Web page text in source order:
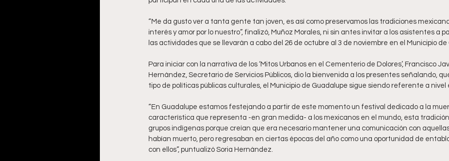
“Me da gusto ver a tanta gente tan joven, es así como preservamos las tradiciones
interés y amor por lo nuestro”, finalizó, Muñoz Morales, ni sin antes invitar a los asistentes a
las actividades que se llevarán a cabo del 26 de octubre al 3 de noviembre en el Municipio de
Para iniciar con la narrativa de los ‘Mitos Urbanos en el Cementerio de Dolores’, Francisco
Hernández, Secretario de Servicios Públicos, dio la bienvenida a los presentes señalando,
tipo de políticas públicas culturales, el Municipio de Guadalupe sigue siendo referente a nivel
“En Guadalupe estamos festejando a partir de este momento un festival dedicado a la
característica que representa -en gran medida- a los mexicanos en el mundo, esta
grupos indígenas porque creían que era necesario mantener una comunicación con
habían muerto, pero regresaban en ciertas épocas del año como una oportunidad de
con ellos”, puntualizó Soria Hernández.